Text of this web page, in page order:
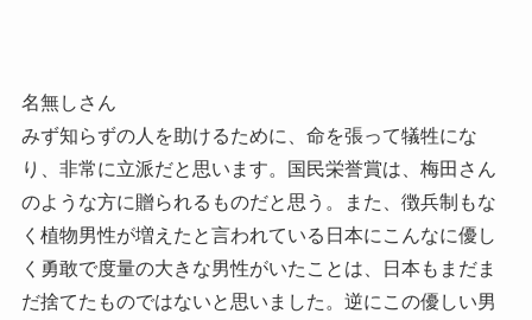
名無しさん
みず知らずの人を助けるために、命を張って犠牲にな
り、非常に立派だと思います。国民栄誉賞は、梅田さん
のような方に贈られるものだと思う。また、徴兵制もな
く植物男性が増えたと言われている日本にこんなに優し
く勇敢で度量の大きな男性がいたことは、日本もまだま
だ捨てたものではないと思いました。逆にこの優しい男